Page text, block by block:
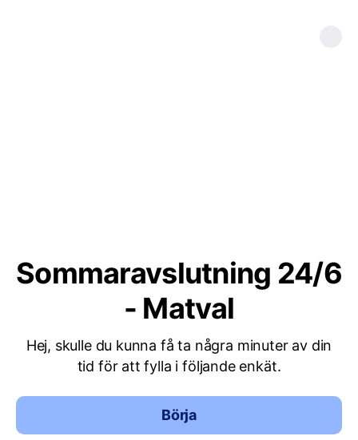
Sommaravslutning 24/6
- Matval
Hej, skulle du kunna få ta några minuter av din
tid för att fylla i följande enkät.
Börja